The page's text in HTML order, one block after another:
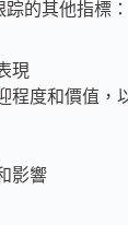
的其他指標：
現
程度和價值，
影響